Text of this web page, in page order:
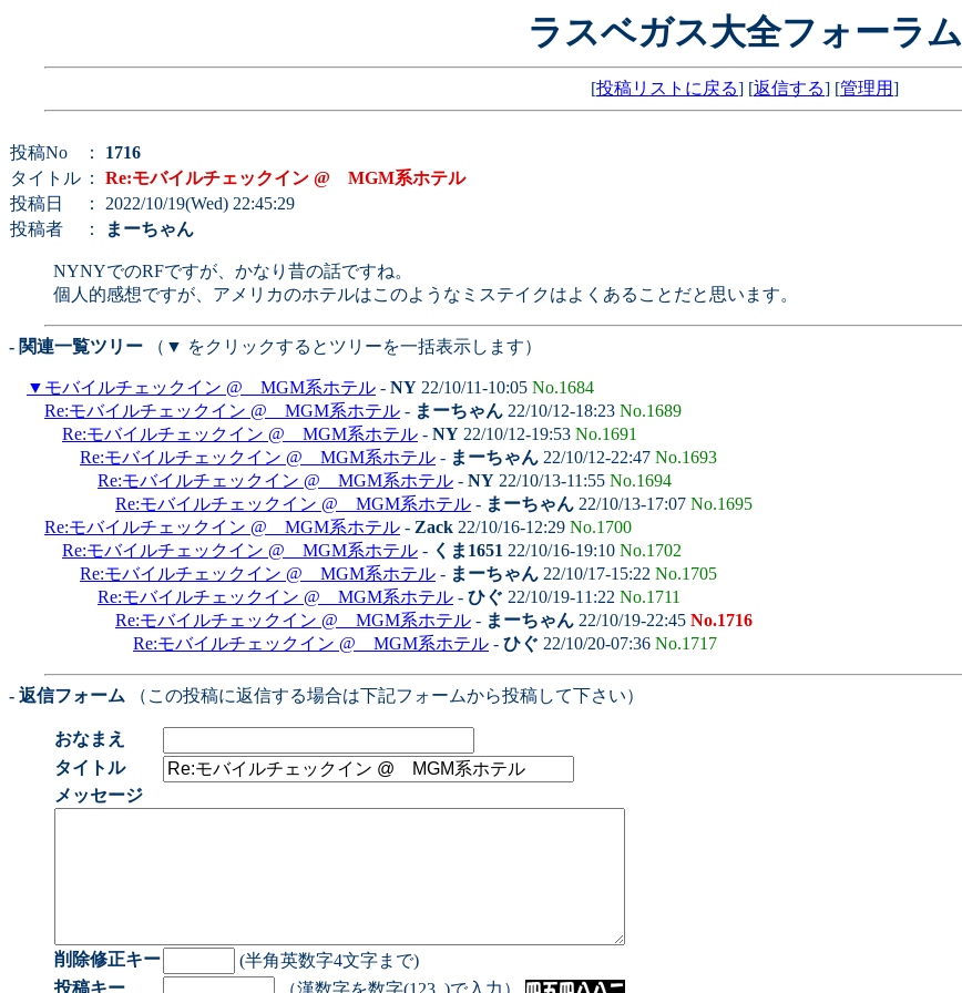
ラスベガス大全フォーラム
[投稿リストに戻る] [返信する] [管理用]
投稿No ： 1716
タイトル ： Re:モバイルチェックイン @ MGM系ホテル
投稿日
： 2022/10/19(Wed) 22:45:29
投稿者
： まーちゃん
NYNYでのRFですが、かなり昔の話ですね。
個人的感想ですが、アメリカのホテルはこのようなミステイクはよくあることだと思います。
- 関連一覧ツリー （▼ をクリックするとツリーを一括表示します）
▼ モバイルチェックイン @ MGM系ホテル - NY 22/10/11-10:05 No.1684
Re:モバイルチェックイン @ MGM系ホテル - まーちゃん 22/10/12-18:23 No.1689
Re:モバイルチェックイン @ MGM系ホテル - NY 22/10/12-19:53 No.1691
Re:モバイルチェックイン @ MGM系ホテル - まーちゃん 22/10/12-22:47 No.1693
Re:モバイルチェックイン @ MGM系ホテル - NY 22/10/13-11:55 No.1694
Re:モバイルチェックイン @ MGM系ホテル - まーちゃん 22/10/13-17:07 No.1695
Re:モバイルチェックイン @ MGM系ホテル - Zack 22/10/16-12:29 No.1700
Re:モバイルチェックイン @ MGM系ホテル - くま1651 22/10/16-19:10 No.1702
Re:モバイルチェックイン @ MGM系ホテル - まーちゃん 22/10/17-15:22 No.1705
Re:モバイルチェックイン @ MGM系ホテル - ひぐ 22/10/19-11:22 No.1711
Re:モバイルチェックイン @ MGM系ホテル - まーちゃん 22/10/19-22:45 No.1716
Re:モバイルチェックイン @ MGM系ホテル - ひぐ 22/10/20-07:36 No.1717
- 返信フォーム （この投稿に返信する場合は下記フォームから投稿して下さい）
おなまえ
タイトル
メッセージ
削除修正キー
(半角英数字4文字まで)
投稿キー
（漢数字を数字(123..)で入力）